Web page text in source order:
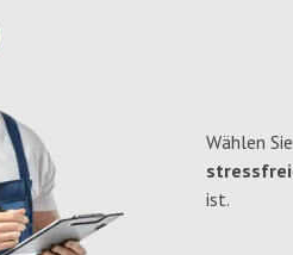
Wählen
ist.